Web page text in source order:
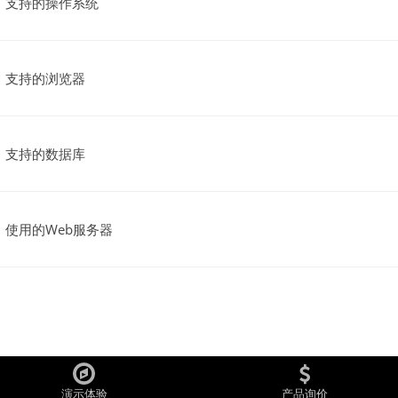
支持的浏览器
支持的数据库
使用的Web服务器
演示体验 产品询价